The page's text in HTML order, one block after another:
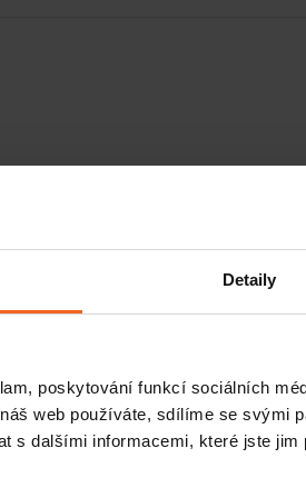
Detaily
poskytování funkcí sociálních
web používáte, sdílíme se svými
s dalšími informacemi, které jste
nevíte, jak správně míčkovat? Žádný
Jebavé, se to dozvíte.
se správně používat všechny
jsou popsány slovem a obrazem.
osobě.